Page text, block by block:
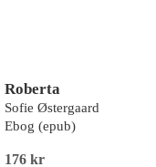
Roberta
Sofie Østergaard
Ebog (epub)
176 kr